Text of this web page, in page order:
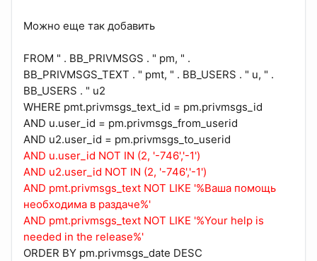
Можно еще так добавить
FROM " . BB_PRIVMSGS . " pm, " .
BB_PRIVMSGS_TEXT . " pmt, " . BB_USERS . " u, " .
BB_USERS . " u2
WHERE pmt.privmsgs_text_id = pm.privmsgs_id
AND u.user_id = pm.privmsgs_from_userid
AND u2.user_id = pm.privmsgs_to_userid
AND u.user_id NOT IN (2, '-746','-1')
AND u2.user_id NOT IN (2, '-746','-1')
AND pmt.privmsgs_text NOT LIKE '%Ваша помощь
необходима в раздаче%'
AND pmt.privmsgs_text NOT LIKE '%Your help is
needed in the release%'
ORDER BY pm.privmsgs_date DESC